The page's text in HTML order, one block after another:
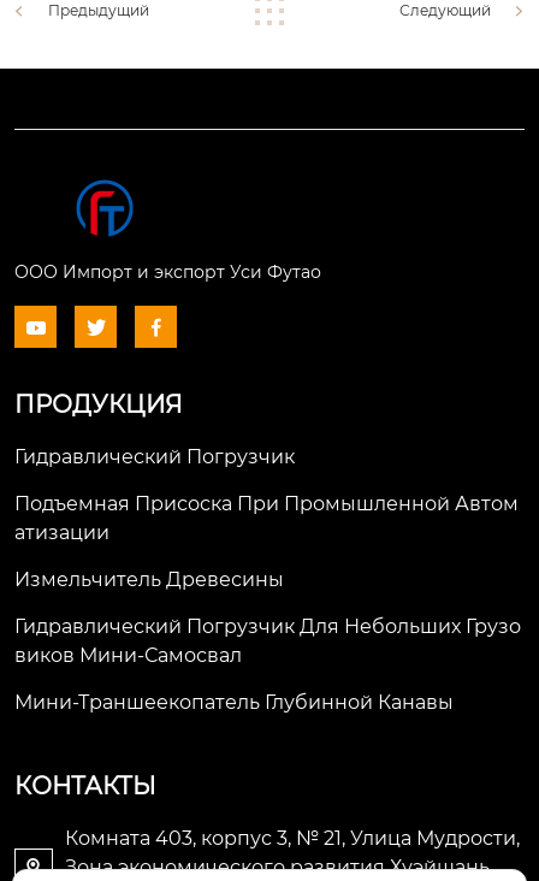
Предыдущий Следующий
ООО Импорт и экспорт Уси Футао
  
ПРОДУКЦИЯ
Гидравлический Погрузчик
Подъемная Присоска При Промышленной Автом
Атизации
Измельчитель Древесины
Гидравлический Погрузчик Для Небольших Грузо
Виков Мини-Самосвал
Мини-Траншеекопатель Глубинной Канавы
КОНТАКТЫ

Комната 403, корпус 3, № 21, Улица Мудрости,
Зона экономического развития Хуэйшань,